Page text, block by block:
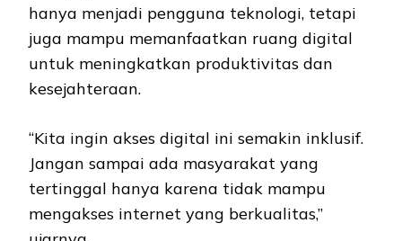
hanya menjadi pengguna teknologi, tetapi
juga mampu memanfaatkan ruang digital
untuk meningkatkan produktivitas dan
kesejahteraan.
“Kita ingin akses digital ini semakin inklusif.
Jangan sampai ada masyarakat yang
tertinggal hanya karena tidak mampu
mengakses internet yang berkualitas,”